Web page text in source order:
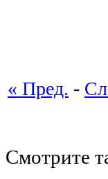
« Пред. -
Смотрите